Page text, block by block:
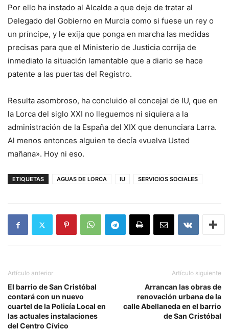
Por ello ha instado al Alcalde a que deje de tratar al
Delegado del Gobierno en Murcia como si fuese un rey o
un príncipe, y le exija que ponga en marcha las medidas
precisas para que el Ministerio de Justicia corrija de
inmediato la situación lamentable que a diario se hace
patente a las puertas del Registro.
Resulta asombroso, ha concluido el concejal de IU, que en
la Lorca del siglo XXI no lleguemos ni siquiera a la
administración de la España del XIX que denunciara Larra.
Al menos entonces alguien te decía «vuelva Usted
mañana». Hoy ni eso.
ETIQUETAS AGUAS DE LORCA IU SERVICIOS SOCIALES
Artículo anterior
El barrio de San Cristóbal
contará con un nuevo
cuartel de la Policía Local en
las actuales instalaciones
del Centro Cívico
Artículo siguiente
Arrancan las obras de
renovación urbana de la
calle Abellaneda en el barrio
de San Cristóbal